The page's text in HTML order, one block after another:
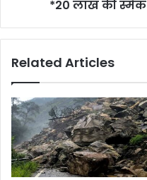
*20 लाख की स्मैक
Related Articles